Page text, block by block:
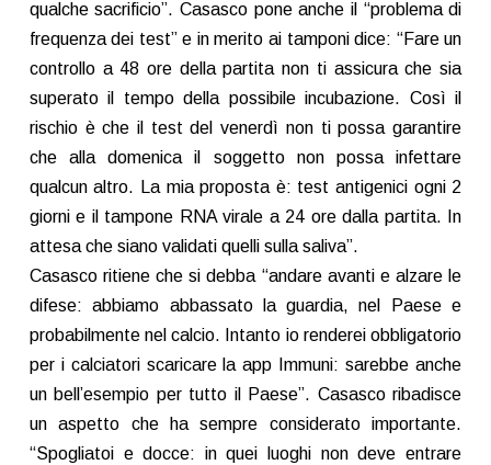
qualche sacrificio”. Casasco pone anche il “problema di
frequenza dei test” e in merito ai tamponi dice: “Fare un
controllo a 48 ore della partita non ti assicura che sia
superato il tempo della possibile incubazione. Così il
rischio è che il test del venerdì non ti possa garantire
che alla domenica il soggetto non possa infettare
qualcun altro. La mia proposta è: test antigenici ogni 2
giorni e il tampone RNA virale a 24 ore dalla partita. In
attesa che siano validati quelli sulla saliva”.
Casasco ritiene che si debba “andare avanti e alzare le
difese: abbiamo abbassato la guardia, nel Paese e
probabilmente nel calcio. Intanto io renderei obbligatorio
per i calciatori scaricare la app Immuni: sarebbe anche
un bell’esempio per tutto il Paese”. Casasco ribadisce
un aspetto che ha sempre considerato importante.
“Spogliatoi e docce: in quei luoghi non deve entrare